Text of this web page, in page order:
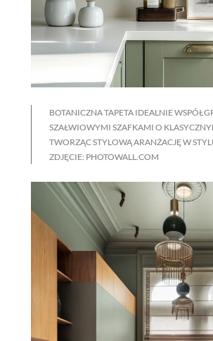
BOTANICZNA TAPETA IDEALNIE
SZAŁWIOWYMI SZAFKAMI O
TWORZĄC STYLOWĄ ARANŻACJĘ W
ZDJĘCIE: PHOTOWALL.COM